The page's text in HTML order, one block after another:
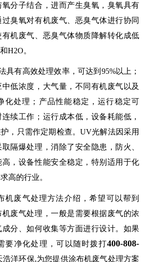
分子结合，进而产生臭氧，臭氧具有
臭氧对有机废气、恶臭气体进行协同
机废气、恶臭气体物质降解转化成低
H2O。
具有高效处理效率，可达到95%以上；
低浓度，大气量，不同有机废气以及
化处理；产品性能稳定，运行稳定可
续工作；运行成本低，设备耗能低，
，只需作定期检查。UV光解法因采用
隔爆处理，消除了安全隐患，防火、
高，设备性能安全稳定，特别适用于化
高的行业。
机废气处理方法介绍，希望可以帮到
废气处理，一般是需要根据废气的浓
成分、如何收集等方面进行设计。如果
要净化处理，可以随时拨打400-808-
浩洋环保,为您提供涂布机废气处理方案